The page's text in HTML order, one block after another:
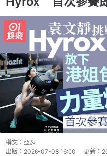
撰文： 亞瑟
出版： 2026-07-08 16:00 更新：